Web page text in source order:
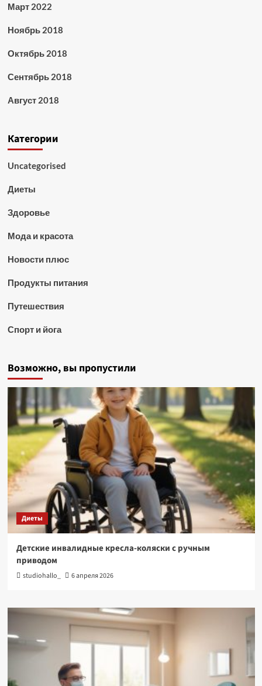
Март 2022
Ноябрь 2018
Октябрь 2018
Сентябрь 2018
Август 2018
Категории
Uncategorised
Диеты
Здоровье
Мода и красота
Новости плюс
Продукты питания
Путешествия
Спорт и йога
Возможно, вы пропустили
Диеты
Детские инвалидные кресла-коляски с ручным
приводом
studiohallo_ 6 апреля 2026